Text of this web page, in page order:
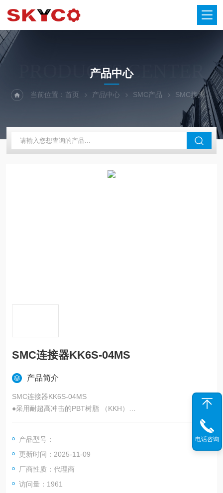
PRODUCTS CENTER
产品中心
当前位置：首页 产品中心 SMC产品 SMC接头
SMC连接器KK6S-04MS
产品简介
SMC连接器KK6S-04MS
●采用耐超高冲击的PBT树脂 （KKH）
字段描述 字段取值 取值描述
密封剂 S 带密封剂
产品型号：
更新时间：2025-11-09
厂商性质：代理商
访问量：1961
电话咨询